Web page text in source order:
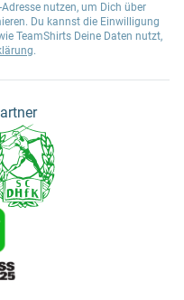
nutzen, um Dich über
Du kannst die Einwilligung
TeamShirts Deine Daten nutzt,
.